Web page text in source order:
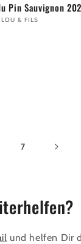
Pin Sauvignon
& FILS
7
und helfen Dir